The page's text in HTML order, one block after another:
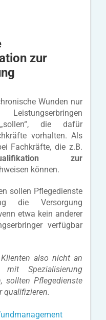
zur
Wunden nur
die dafür
vorhalten. Als
Fachkräfte, die z.B.
zur
können.
sollen Pflegedienste
die Versorgung
etwa kein anderer
verfügbar
also nicht an
mit Spezialisierung
sollten Pflegedienste
qualifizieren.